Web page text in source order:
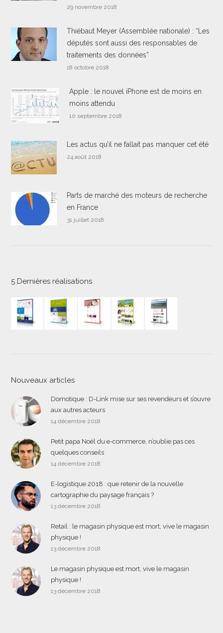
29 novembre 2018
Thiébaut Meyer (Assemblée nationale) : “Les
députés sont aussi des responsables de
traitements des données”
18 octobre 2018
Apple : le nouvel iPhone est de moins en
moins attendu
10 septembre 2018
Les actus qu’il ne fallait pas manquer cet été
24 août 2018
Parts de marché des moteurs de recherche
en France
31 juillet 2018
5 Dernières réalisations
Nouveaux articles
Domotique : D-Link mise sur ses revendeurs et s’ouvre
aux autres acteurs
14 décembre 2018
Petit papa Noël du e-commerce, n’oublie pas ces
quelques conseils
14 décembre 2018
E-logistique 2018 : que retenir de la nouvelle
cartographie du paysage français ?
13 décembre 2018
Retail : le magasin physique est mort, vive le magasin
physique !
13 décembre 2018
Le magasin physique est mort, vive le magasin
physique !
13 décembre 2018